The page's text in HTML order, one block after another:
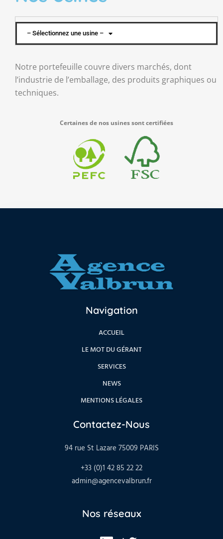
– Sélectionnez une usine –
Notre portefeuille couvre divers marchés, dont
l’industrie de l’emballage, des produits graphiques ou
techniques.
Certaines de nos usines sont certifiées
Navigation
ACCUEIL
LE MOT DU GÉRANT
SERVICES
NEWS
MENTIONS LÉGALES
Contactez-Nous
94 rue St Lazare 75009 PARIS
+33 (0)1 42 85 22 22
admin@agencevalbrun.fr
Nos réseaux